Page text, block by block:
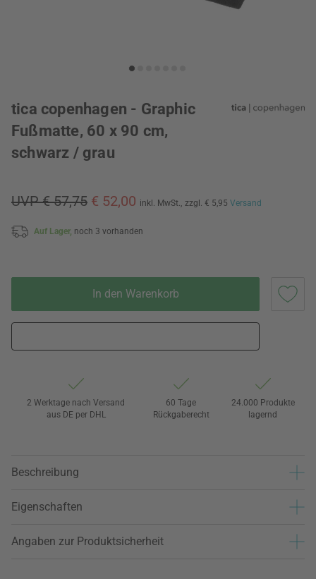
tica copenhagen - Graphic
Fußmatte, 60 x 90 cm,
schwarz / grau
UVP € 57,75 € 52,00 inkl. MwSt., zzgl. € 5,95 Versand
Auf Lager, noch 3 vorhanden
In den Warenkorb
2 Werktage nach Versand
aus DE per DHL
60 Tage
Rückgaberecht
24.000 Produkte
lagernd
Beschreibung
Eigenschaften
Angaben zur Produktsicherheit